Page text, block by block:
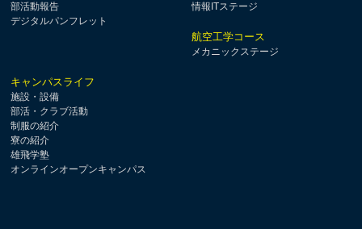
部活動報告
デジタルパンフレット
情報ITステージ
航空工学コース
メカニックステージ
キャンパスライフ
施設・設備
部活・クラブ活動
制服の紹介
寮の紹介
雄飛学塾
オンラインオープンキャンパス